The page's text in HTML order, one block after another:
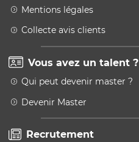
Mentions légales
Collecte avis clients
Vous avez un talent ?
Qui peut devenir master ?
Devenir Master
Recrutement